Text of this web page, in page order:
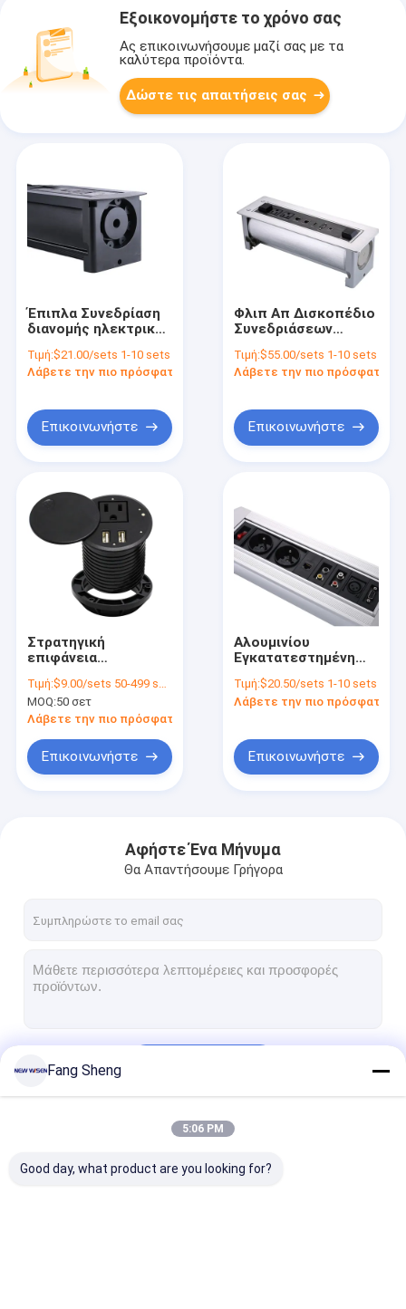
Γύρος εργοστασίων
Διαδραστικοί πίνακες
Εξοικονομήστε το χρόνο σας
Ας επικοινωνήσουμε μαζί σας με τα
καλύτερα προϊόντα.
Δώστε τις απαιτήσεις σας
Έπιπλα Συνεδρίαση
διανομής ηλεκτρικής
Ενσωματωμένη
λωρίδα ηλεκτρικής
εγκατεστημένο OEM
Τιμή:$21.00/sets 1-10 sets
Λάβετε την πιο πρόσφατη τιμή
Επικοινωνήστε
Φλιπ Απ Δισκοπέδιο
Συνεδριάσεων
πρίζες Ηλεκτρικής
Ενέργειας
πρίζα Ηλεκτρικής
Ενέργειας
Προσαρμοσμένη
Τιμή:$55.00/sets 1-10 sets
Λάβετε την πιο πρόσφατη
Επικοινωνήστε
Στρατηγική
επιφάνεια
επιφάνειας
επιφάνειας
επιφάνειας
επιφάνειας
επιφάνειας
επιφάνειας
Τιμή:$9.00/sets 50-499 sets
MOQ:50 σετ
Λάβετε την πιο πρόσφατη τιμή
Επικοινωνήστε
Αλουμινίου
Εγκατατεστημένη
επέκταση τραπέζι
συνεδριάσεων πρίζα
περιστροφή
Τιμή:$20.50/sets 1-10 sets
Λάβετε την πιο πρόσφατη
Επικοινωνήστε
Αφήστε Ένα Μήνυμα
Θα Απαντήσουμε Γρήγορα
Fang Sheng
5:06 PM
Good day, what product are you looking for?